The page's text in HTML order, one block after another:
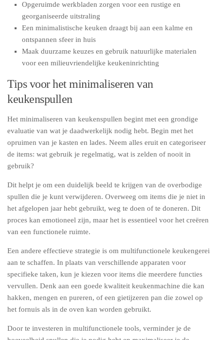
Opgeruimde werkbladen zorgen voor een rustige en
georganiseerde uitstraling
Een minimalistische keuken draagt bij aan een kalme en
ontspannen sfeer in huis
Maak duurzame keuzes en gebruik natuurlijke materialen
voor een milieuvriendelijke keukeninrichting
Tips voor het minimaliseren van
keukenspullen
Het minimaliseren van keukenspullen begint met een grondige
evaluatie van wat je daadwerkelijk nodig hebt. Begin met het
opruimen van je kasten en lades. Neem alles eruit en categoriseer
de items: wat gebruik je regelmatig, wat is zelden of nooit in
gebruik?
Dit helpt je om een duidelijk beeld te krijgen van de overbodige
spullen die je kunt verwijderen. Overweeg om items die je niet in
het afgelopen jaar hebt gebruikt, weg te doen of te doneren. Dit
proces kan emotioneel zijn, maar het is essentieel voor het creëren
van een functionele ruimte.
Een andere effectieve strategie is om multifunctionele keukengerei
aan te schaffen. In plaats van verschillende apparaten voor
specifieke taken, kun je kiezen voor items die meerdere functies
vervullen. Denk aan een goede kwaliteit keukenmachine die kan
hakken, mengen en pureren, of een gietijzeren pan die zowel op
het fornuis als in de oven kan worden gebruikt.
Door te investeren in multifunctionele tools, verminder je de